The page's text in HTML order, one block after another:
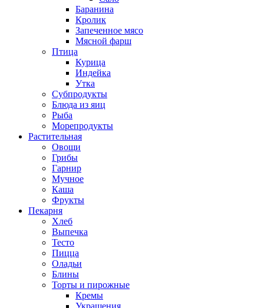
Баранина
Кролик
Запеченное мясо
Мясной фарш
Птица
Курица
Индейка
Утка
Субпродукты
Блюда из яиц
Рыба
Морепродукты
Растительная
Овощи
Грибы
Гарнир
Мучное
Каша
Фрукты
Пекарня
Хлеб
Выпечка
Тесто
Пицца
Оладьи
Блины
Торты и пирожные
Кремы
Украшения